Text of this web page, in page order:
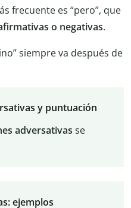
frecuente es “pero”, que
o negativas.
siempre va después de
y puntuación
adversativas se
ejemplos